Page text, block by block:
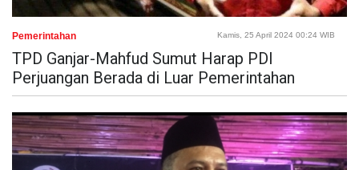
Pemerintahan Kamis, 25 April 2024 00:24 WIB
TPD Ganjar-Mahfud Sumut Harap PDI
Perjuangan Berada di Luar Pemerintahan